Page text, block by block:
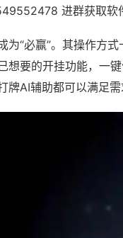
进群获取软
为“必赢”。其操作方
想要的开挂功能，一
AI辅助都可以满足需